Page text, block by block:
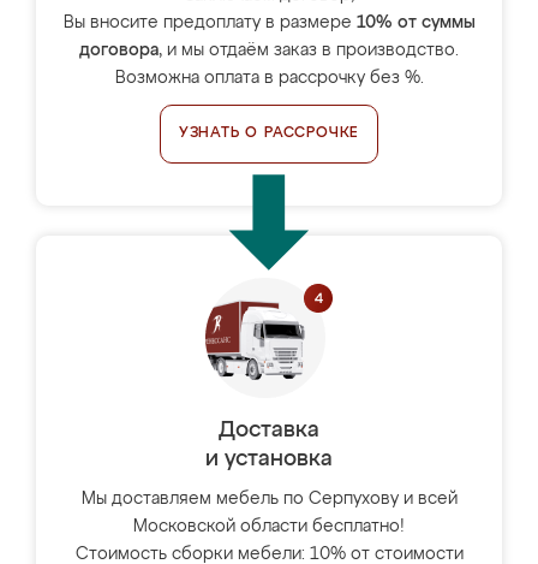
Вы вносите предоплату в размере 10% от суммы
договора, и мы отдаём заказ в производство.
Возможна оплата в рассрочку без %.
УЗНАТЬ О РАССРОЧКЕ
Доставка
и установка
Мы доставляем мебель по Серпухову и всей
Московской области бесплатно!
Стоимость сборки мебели: 10% от стоимости